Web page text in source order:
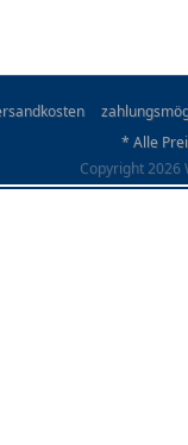
* Alle
Copyright 2026